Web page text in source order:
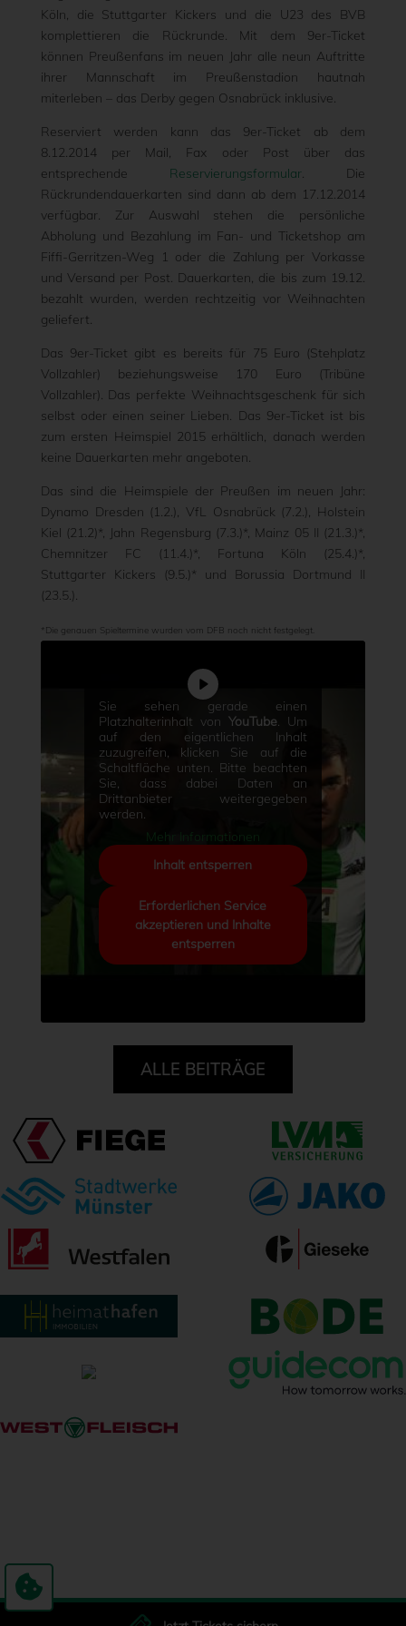
Köln, die Stuttgarter Kickers und die U23 des BVB
komplettieren die Rückrunde. Mit dem 9er-Ticket
können Preußenfans im neuen Jahr alle neun Auftritte
ihrer Mannschaft im Preußenstadion hautnah
miterleben – das Derby gegen Osnabrück inklusive.
Reserviert werden kann das 9er-Ticket ab dem
8.12.2014 per Mail, Fax oder Post über das
entsprechende Reservierungsformular. Die
Rückrundendauerkarten sind dann ab dem 17.12.2014
verfügbar. Zur Auswahl stehen die persönliche
Abholung und Bezahlung im Fan- und Ticketshop am
Fiffi-Gerritzen-Weg 1 oder die Zahlung per Vorkasse
und Versand per Post. Dauerkarten, die bis zum 19.12.
bezahlt wurden, werden rechtzeitig vor Weihnachten
geliefert.
Das 9er-Ticket gibt es bereits für 75 Euro (Stehplatz
Vollzahler) beziehungsweise 170 Euro (Tribüne
Vollzahler). Das perfekte Weihnachtsgeschenk für sich
selbst oder einen seiner Lieben. Das 9er-Ticket ist bis
zum ersten Heimspiel 2015 erhältlich, danach werden
keine Dauerkarten mehr angeboten.
Das sind die Heimspiele der Preußen im neuen Jahr:
Dynamo Dresden (1.2.), VfL Osnabrück (7.2.), Holstein
Kiel (21.2)*, Jahn Regensburg (7.3.)*, Mainz 05 II (21.3.)*,
Chemnitzer FC (11.4.)*, Fortuna Köln (25.4.)*,
Stuttgarter Kickers (9.5.)* und Borussia Dortmund II
(23.5.).
*Die genauen Spieltermine wurden vom DFB noch nicht festgelegt.
Sie sehen gerade einen
Platzhalterinhalt vonYouTube. Um
auf den eigentlichen Inhalt
zuzugreifen, klicken Sie auf die
Schaltfläche unten. Bitte beachten
Sie, dass dabei Daten an
Drittanbieter weitergegeben
werden.
Mehr Informationen
Inhalt entsperren
Erforderlichen Service
akzeptieren und Inhalte
entsperren
ALLE BEITRÄGE